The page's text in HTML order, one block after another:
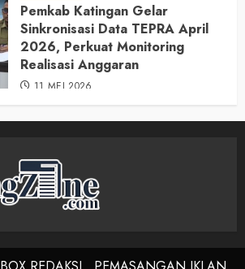
Pemkab Katingan Gelar
Sinkronisasi Data TEPRA April
2026, Perkuat Monitoring
Realisasi Anggaran
11 MEI 2026